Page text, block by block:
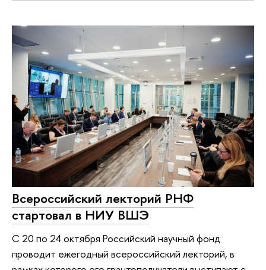
Всероссийский лекторий РНФ
стартовал в НИУ ВШЭ
С 20 по 24 октября Российский научный фонд
проводит ежегодный всероссийский лекторий, в